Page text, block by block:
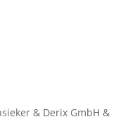
& Derix GmbH &